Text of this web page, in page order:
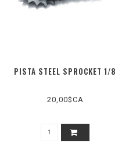
PISTA STEEL SPROCKET 1/8
20,00$CA